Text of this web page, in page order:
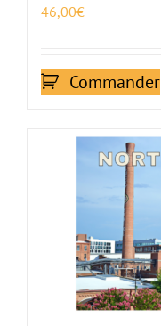
46,00€
Commander